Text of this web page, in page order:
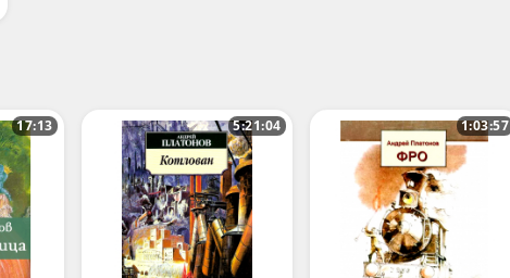
17:13 5:21:04 1:03:57